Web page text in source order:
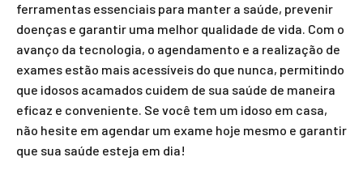
ferramentas essenciais para manter a saúde, prevenir
doenças e garantir uma melhor qualidade de vida. Com o
avanço da tecnologia, o agendamento e a realização de
exames estão mais acessíveis do que nunca, permitindo
que idosos acamados cuidem de sua saúde de maneira
eficaz e conveniente. Se você tem um idoso em casa,
não hesite em agendar um exame hoje mesmo e garantir
que sua saúde esteja em dia!